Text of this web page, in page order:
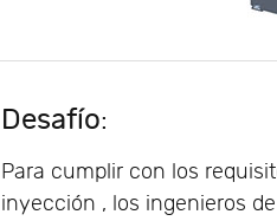
Desafío:
Para cumplir con los
inyección , los ingenieros